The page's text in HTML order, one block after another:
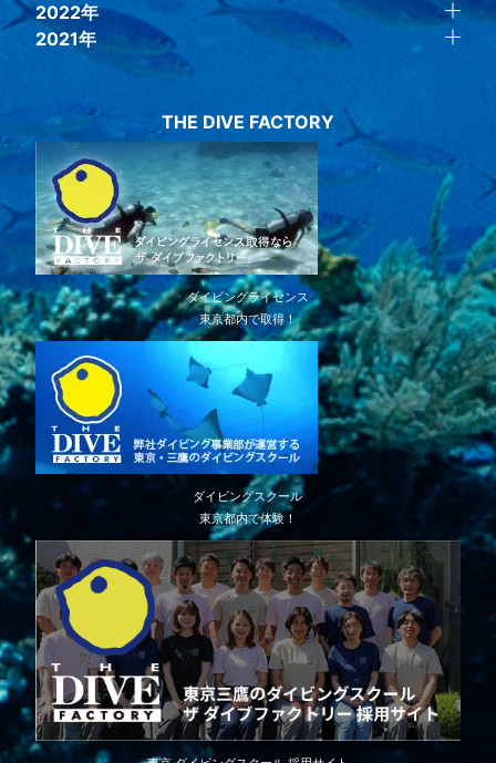
2022年
2021年
THE DIVE FACTORY
ダイビングライセンス
東京都内で取得！
ダイビングスクール
東京都内で体験！